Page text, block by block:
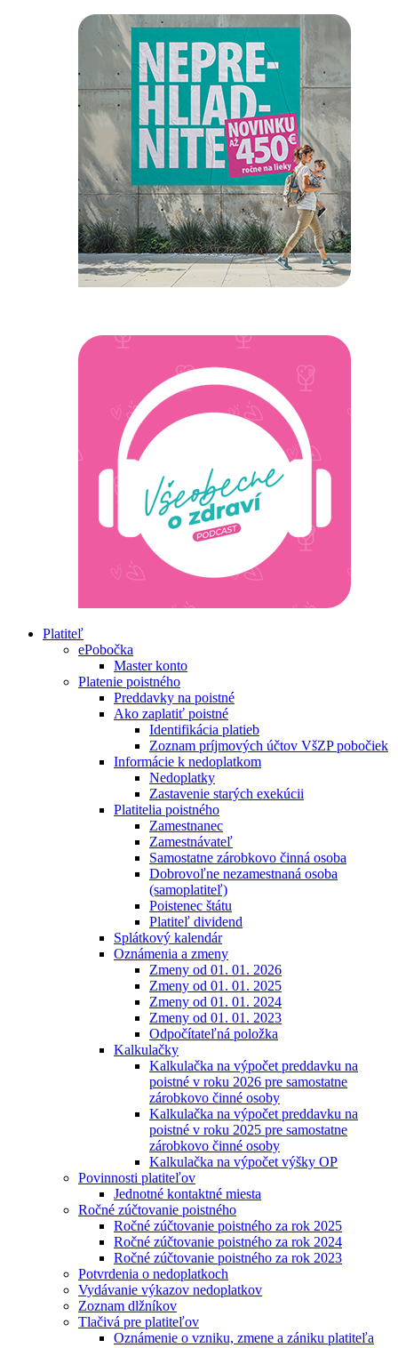
Platiteľ
ePobočka
Master konto
Platenie poistného
Preddavky na poistné
Ako zaplatiť poistné
Identifikácia platieb
Zoznam príjmových účtov VšZP pobočiek
Informácie k nedoplatkom
Nedoplatky
Zastavenie starých exekúcii
Platitelia poistného
Zamestnanec
Zamestnávateľ
Samostatne zárobkovo činná osoba
Dobrovoľne nezamestnaná osoba
(samoplatiteľ)
Poistenec štátu
Platiteľ dividend
Splátkový kalendár
Oznámenia a zmeny
Zmeny od 01. 01. 2026
Zmeny od 01. 01. 2025
Zmeny od 01. 01. 2024
Zmeny od 01. 01. 2023
Odpočítateľná položka
Kalkulačky
Kalkulačka na výpočet preddavku na
poistné v roku 2026 pre samostatne
zárobkovo činné osoby
Kalkulačka na výpočet preddavku na
poistné v roku 2025 pre samostatne
zárobkovo činné osoby
Kalkulačka na výpočet výšky OP
Povinnosti platiteľov
Jednotné kontaktné miesta
Ročné zúčtovanie poistného
Ročné zúčtovanie poistného za rok 2025
Ročné zúčtovanie poistného za rok 2024
Ročné zúčtovanie poistného za rok 2023
Potvrdenia o nedoplatkoch
Vydávanie výkazov nedoplatkov
Zoznam dlžníkov
Tlačivá pre platiteľov
Oznámenie o vzniku, zmene a zániku platiteľa